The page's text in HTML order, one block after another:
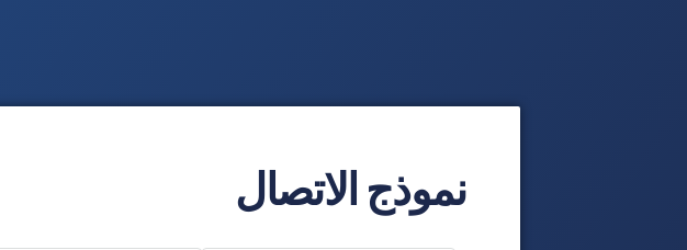
نموذج الاتصال